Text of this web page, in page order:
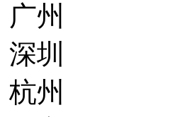
广州
深圳
杭州